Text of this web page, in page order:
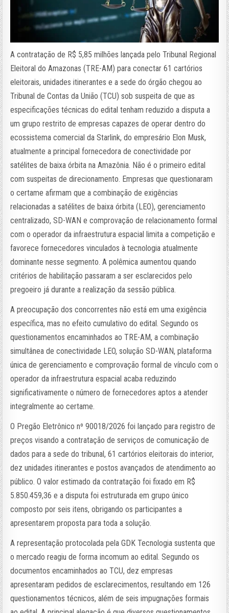
A contratação de R$ 5,85 milhões lançada pelo Tribunal Regional
Eleitoral do Amazonas (TRE-AM) para conectar 61 cartórios
eleitorais, unidades itinerantes e a sede do órgão chegou ao
Tribunal de Contas da União (TCU) sob suspeita de que as
especificações técnicas do edital tenham reduzido a disputa a
um grupo restrito de empresas capazes de operar dentro do
ecossistema comercial da Starlink, do empresário Elon Musk,
atualmente a principal fornecedora de conectividade por
satélites de baixa órbita na Amazônia. Não é o primeiro edital
com suspeitas de direcionamento. Empresas que questionaram
o certame afirmam que a combinação de exigências
relacionadas a satélites de baixa órbita (LEO), gerenciamento
centralizado, SD-WAN e comprovação de relacionamento formal
com o operador da infraestrutura espacial limita a competição e
favorece fornecedores vinculados à tecnologia atualmente
dominante nesse segmento. A polêmica aumentou quando
critérios de habilitação passaram a ser esclarecidos pelo
pregoeiro já durante a realização da sessão pública.
A preocupação dos concorrentes não está em uma exigência
específica, mas no efeito cumulativo do edital. Segundo os
questionamentos encaminhados ao TRE-AM, a combinação
simultânea de conectividade LEO, solução SD-WAN, plataforma
única de gerenciamento e comprovação formal de vínculo com o
operador da infraestrutura espacial acaba reduzindo
significativamente o número de fornecedores aptos a atender
integralmente ao certame.
O Pregão Eletrônico nº 90018/2026 foi lançado para registro de
preços visando a contratação de serviços de comunicação de
dados para a sede do tribunal, 61 cartórios eleitorais do interior,
dez unidades itinerantes e postos avançados de atendimento ao
público. O valor estimado da contratação foi fixado em R$
5.850.459,36 e a disputa foi estruturada em grupo único
composto por seis itens, obrigando os participantes a
apresentarem proposta para toda a solução.
A representação protocolada pela GDK Tecnologia sustenta que
o mercado reagiu de forma incomum ao edital. Segundo os
documentos encaminhados ao TCU, dez empresas
apresentaram pedidos de esclarecimentos, resultando em 126
questionamentos técnicos, além de seis impugnações formais